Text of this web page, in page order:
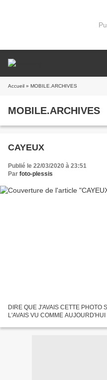
Accueil » MOBILE.ARCHIVES
MOBILE.ARCHIVES
CAYEUX
Publié le 22/03/2020 à 23:51
Par foto-plessis
DIRE QUE J'AVAIS CETTE PHOTO
L'AVAIS VU COMME